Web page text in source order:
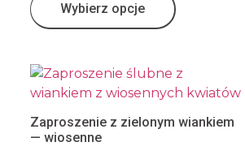
Wybierz opcje
Zaproszenie z zielonym wiankiem
— wiosenne